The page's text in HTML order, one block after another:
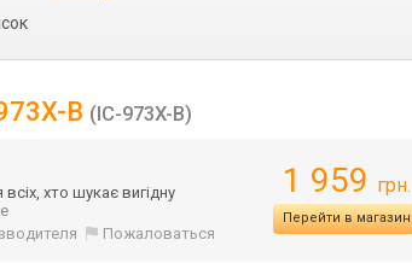
B (IC-973X-B)
хто шукає вигідну
Пожаловаться
1 959 грн.
Перейти в магазин